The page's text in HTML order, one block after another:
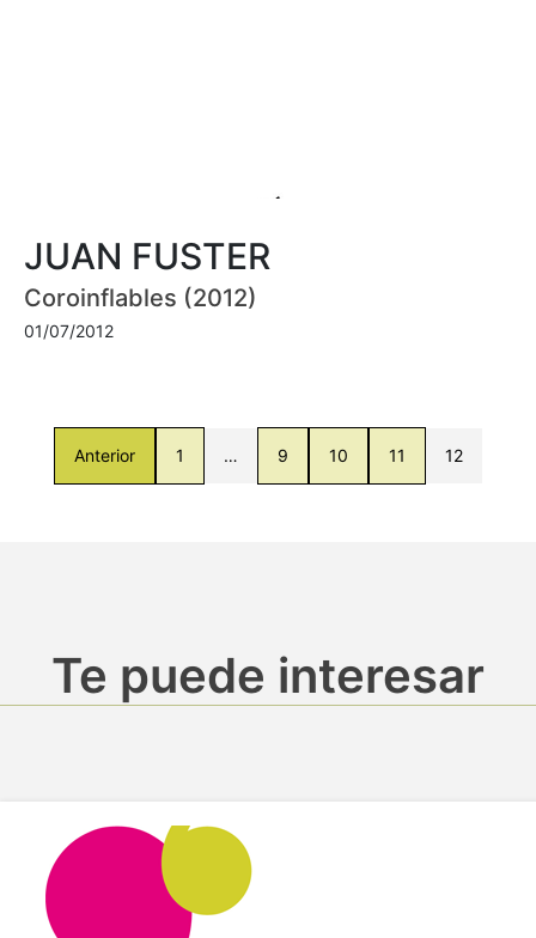
JUAN FUSTER
Coroinflables (2012)
01/07/2012
Anterior 1 … 9 10 11 12
Te puede interesar